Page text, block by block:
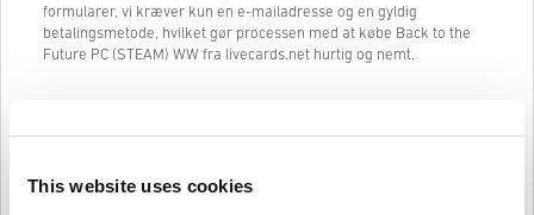
This website uses cookies
formularer, vi kræver kun en e-mailadresse og en gyldig
betalingsmetode, hvilket gør processen med at købe Back to the
Future PC (STEAM) WW fra livecards.net hurtig og nemt.
Sådan fungerer det på Livecards.net
Ny på Livecards.net? Det er hurtigt og nemt at købe digitale koder:
Ansvarsfraskrivelse